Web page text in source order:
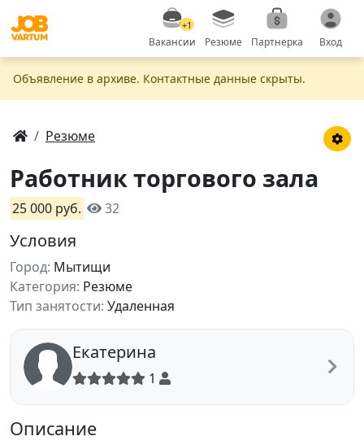
+1
Вакансии Резюме Партнерка Вход
Объявление в apxивe. Контактные данные скрыты.
Резюме
Работник торгового зала
25 000 руб. 32
Условия
Город: Мытищи
Категория: Резюме
Тип занятости: Удаленная
Екатерина
1
Описание